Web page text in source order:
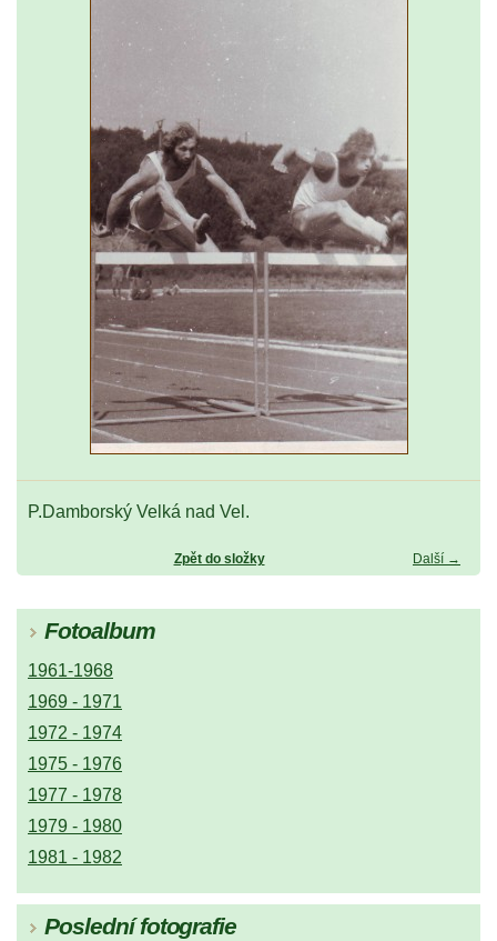
P.Damborský Velká nad Vel.
Další →
Zpět do složky
Fotoalbum
1961-1968
1969 - 1971
1972 - 1974
1975 - 1976
1977 - 1978
1979 - 1980
1981 - 1982
Poslední fotografie